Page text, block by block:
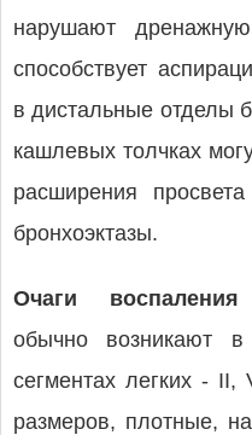
нарушают
способствует
в дистальные отделы
кашлевых толчках
расширения
бронхоэктазы.
Очаги
обычно возникают
сегментах легких -
размеров, плотные,